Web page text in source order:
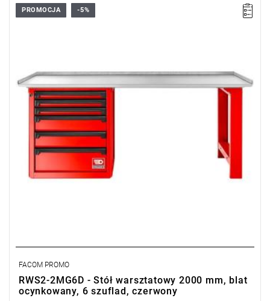
PROMOCJA -5%
FACOM PROMO
RWS2-2MG6D - Stół warsztatowy 2000 mm, blat
ocynkowany, 6 szuflad, czerwony